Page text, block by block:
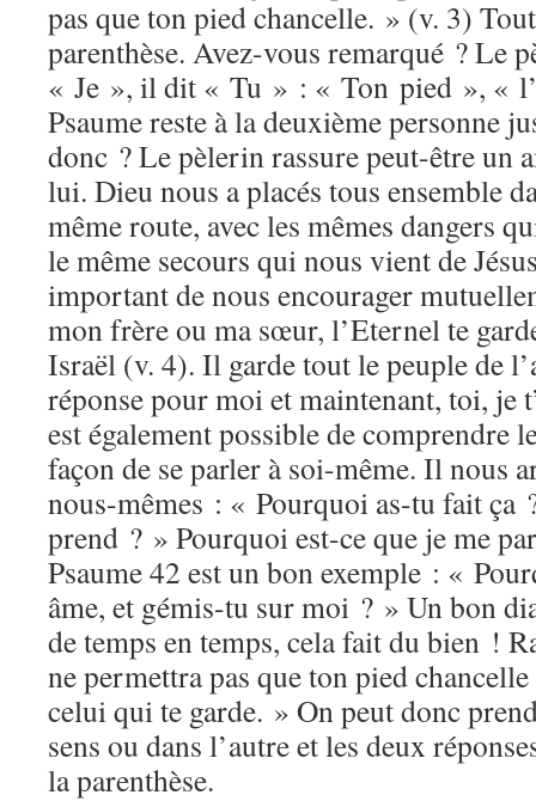
pas que ton pied chancelle. » (v. 3)
parenthèse. Avez-vous remarqué ? Le
« Je », il dit « Tu » : « Ton pied », «
Psaume reste à la deuxième personne
donc ? Le pèlerin rassure peut-être un
lui. Dieu nous a placés tous ensemble
même route, avec les mêmes dangers
le même secours qui nous vient de
important de nous encourager
mon frère ou ma sœur, l’Eternel te
Israël (v. 4). Il garde tout le peuple de
réponse pour moi et maintenant, toi, je
est également possible de comprendre
façon de se parler à soi-même. Il nous
nous-mêmes : « Pourquoi as-tu fait ça
prend ? » Pourquoi est-ce que je me
Psaume 42 est un bon exemple : «
âme, et gémis-tu sur moi ? » Un bon
de temps en temps, cela fait du bien !
ne permettra pas que ton pied
celui qui te garde. » On peut donc
sens ou dans l’autre et les deux
la parenthèse.